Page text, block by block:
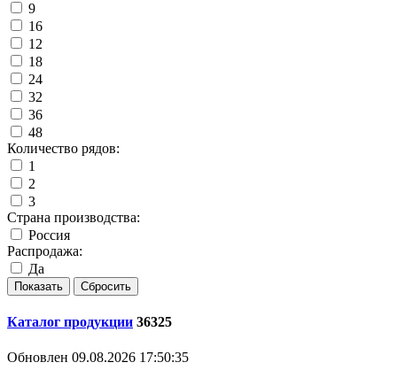
9
16
12
18
24
32
36
48
Количество рядов:
1
2
3
Страна производства:
Россия
Распродажа:
Да
Каталог продукции 36325
Обновлен 09.08.2026 17:50:35